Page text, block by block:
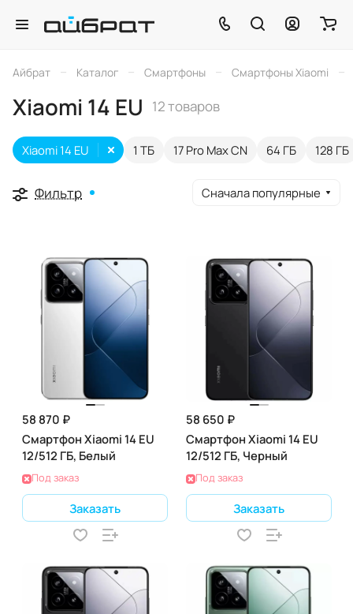
Айбрат – Каталог – Смартфоны – Смартфоны Xiaomi –
Xiaomi 14 EU 12 товаров
1 ТБ 17 Pro Max CN 64 ГБ 128 ГБ
Xiaomi 14 EU
Фильтр Сначала популярные
58 870 ₽
Смартфон Xiaomi 14 EU
12/512 ГБ, Белый
Под заказ
Заказать
58 650 ₽
Смартфон Xiaomi 14 EU
12/512 ГБ, Черный
Под заказ
Заказать